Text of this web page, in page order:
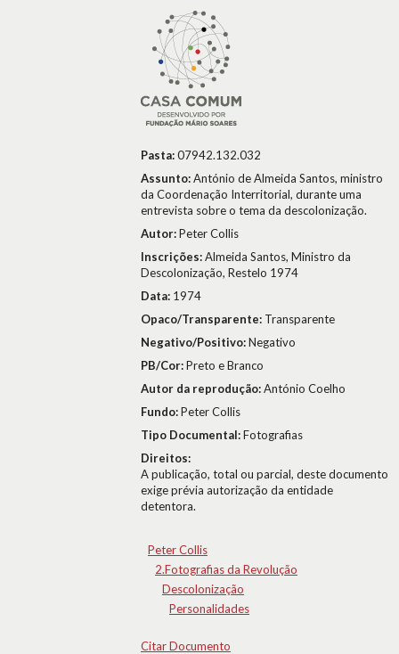
Pasta:07942.132.032
Assunto:António de Almeida Santos, ministro
da Coordenação Interritorial, durante uma
entrevista sobre o tema da descolonização.
Autor:Peter Collis
Inscrições:Almeida Santos, Ministro da
Descolonização, Restelo 1974
Data: 1974
Opaco/Transparente: Transparente
Negativo/Positivo:Negativo
PB/Cor:Preto e Branco
Autor da reprodução:António Coelho
Fundo:Peter Collis
Tipo Documental:Fotografias
Direitos:
A publicação, total ou parcial, deste documento
exige prévia autorização da entidade
detentora.
Peter Collis
2.Fotografias da Revolução
Descolonização
Personalidades
Citar Documento